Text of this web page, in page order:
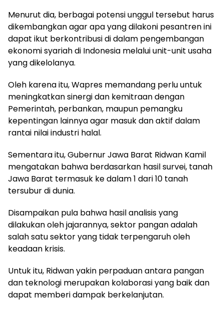
Menurut dia, berbagai potensi unggul tersebut harus
dikembangkan agar apa yang dilakoni pesantren ini
dapat ikut berkontribusi di dalam pengembangan
ekonomi syariah di Indonesia melalui unit-unit usaha
yang dikelolanya.
Oleh karena itu, Wapres memandang perlu untuk
meningkatkan sinergi dan kemitraan dengan
Pemerintah, perbankan, maupun pemangku
kepentingan lainnya agar masuk dan aktif dalam
rantai nilai industri halal.
Sementara itu, Gubernur Jawa Barat Ridwan Kamil
mengatakan bahwa berdasarkan hasil survei, tanah
Jawa Barat termasuk ke dalam 1 dari 10 tanah
tersubur di dunia.
Disampaikan pula bahwa hasil analisis yang
dilakukan oleh jajarannya, sektor pangan adalah
salah satu sektor yang tidak terpengaruh oleh
keadaan krisis.
Untuk itu, Ridwan yakin perpaduan antara pangan
dan teknologi merupakan kolaborasi yang baik dan
dapat memberi dampak berkelanjutan.